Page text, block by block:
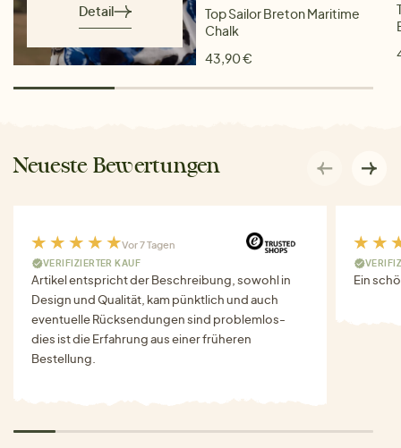
Detail
Top Sailor Breton Maritime
Chalk
43,90 €
Neueste Bewertungen
Vor 7 Tagen
VERIFIZIERTER KAUF
Artikel entspricht der Beschreibung, sowohl in
Design und Qualität, kam pünktlich und auch
eventuelle Rücksendungen sind problemlos-
dies ist die Erfahrung aus einer früheren
Bestellung.
Ein